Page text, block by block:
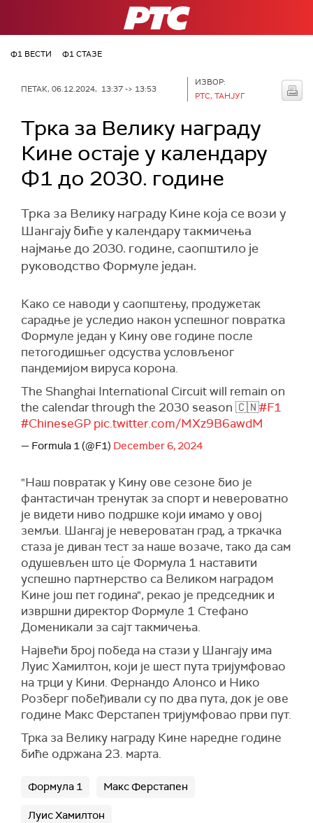
РТС
Ф1 ВЕСТИ Ф1 СТАЗЕ
ПЕТАК, 06.12.2024, 13:37 -> 13:53
ИЗВОР:
РТС, ТАНЈУГ
Трка за Велику награду
Кине остаје у календару
Ф1 до 2030. године
Трка за Велику награду Кине која се вози у
Шангају биће у календару такмичења
најмање до 2030. године, саопштило је
руководство Формуле један.
Како се наводи у саопштењу, продужетак
сарадње је уследио након успешног повратка
Формуле један у Кину ове године после
петогодишњег одсуства условљеног
пандемијом вируса корона.
The Shanghai International Circuit will remain on
the calendar through the 2030 season 🇨🇳#F1
#ChineseGP pic.twitter.com/MXz9B6awdM
— Formula 1 (@F1) December 6, 2024
"Наш повратак у Кину ове сезоне био је
фантастичан тренутак за спорт и невероватно
је видети ниво подршке који имамо у овој
земљи. Шангај је невероватан град, а тркачка
стаза је диван тест за наше возаче, тако да сам
одушевљен што ц́е Формула 1 наставити
успешно партнерство са Великом наградом
Кине још пет година", рекао је председник и
извршни директор Формуле 1 Стефано
Доменикали за сајт такмичења.
Највећи број победа на стази у Шангају има
Луис Хамилтон, који је шест пута тријумфовао
на трци у Кини. Фернандо Алонсо и Нико
Розберг побеђивали су по два пута, док је ове
године Макс Ферстапен тријумфовао први пут.
Трка за Велику награду Кине наредне године
биће одржана 23. марта.
Формула 1 Макс Ферстапен
Луис Хамилтон